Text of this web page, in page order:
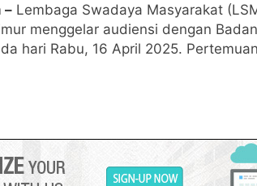
– Lembaga Swadaya Masyarakat
menggelar audiensi dengan
hari Rabu, 16 April 2025.